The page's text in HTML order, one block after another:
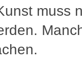
muss